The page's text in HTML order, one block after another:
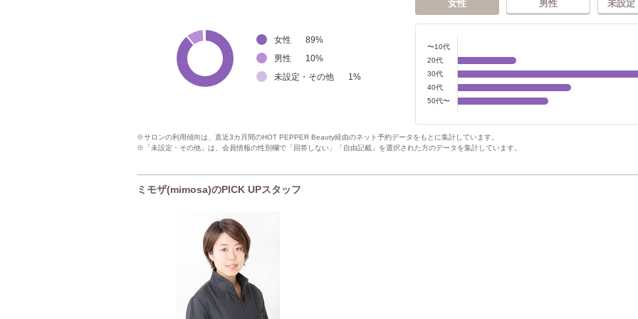
女性 89%
男性
10%
未設定・その他
1 %
女性 男性 未設定
〜10代
20代
30代
40代
50代〜
※サロンの利用傾向は、直近3カ月間のHOT PEPPER Beauty経由のネット予約データをもとに集計しています。
※「未設定・その他」は、会員情報の性別欄で「回答しない」「自由記載」を選択された方のデータを集計しています。
ミモザ(mimosa)のPICK UPスタッフ